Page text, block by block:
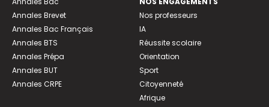
Annales Brevet
Annales Bac Français
Annales BTS
Annales Prépa
Annales BUT
Annales CRPE
Nos professeurs
IA
Réussite scolaire
Orientation
Sport
Citoyenneté
Afrique